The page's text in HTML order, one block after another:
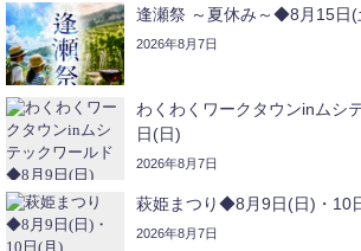
逢瀬祭 ～夏休み～◆8月15日(
2026年8月7日
わくわくワークタウンinムシ
日(日)
2026年8月7日
萩姫まつり◆8月9日(日)・10
2026年8月7日